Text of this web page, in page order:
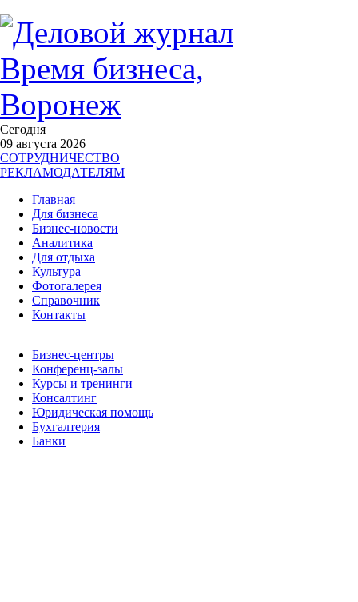
Сегодня
09 августа 2026
СОТРУДНИЧЕСТВО
РЕКЛАМОДАТЕЛЯМ
Главная
Для бизнеса
Бизнес-новости
Аналитика
Для отдыха
Культура
Фотогалерея
Справочник
Контакты
Бизнес-центры
Конференц-залы
Курсы и тренинги
Консалтинг
Юридическая помощь
Бухгалтерия
Банки